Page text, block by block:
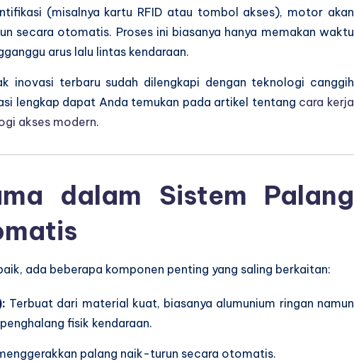
(misalnya kartu RFID atau tombol akses), motor akan
secara otomatis. Proses ini biasanya hanya memakan waktu
arus lalu lintas kendaraan.
inovasi terbaru sudah dilengkapi dengan teknologi canggih
lengkap dapat Anda temukan pada artikel tentang cara kerja
akses modern.
dalam Sistem Palang
ada beberapa komponen penting yang saling berkaitan:
Terbuat dari material kuat, biasanya alumunium ringan namun
fisik kendaraan.
palang naik-turun secara otomatis.